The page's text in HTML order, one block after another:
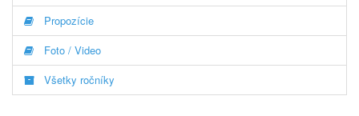
Propozície
Foto / Video
Všetky ročníky